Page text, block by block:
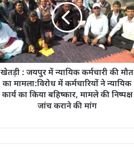
खेतड़ी : जयपुर में न्यायिक कर्मचारी की मौत
का मामला:विरोध में कर्मचारियों ने न्यायिक
कार्य का किया बहिष्कार, मामले की निष्पक्ष
जांच कराने की मांग